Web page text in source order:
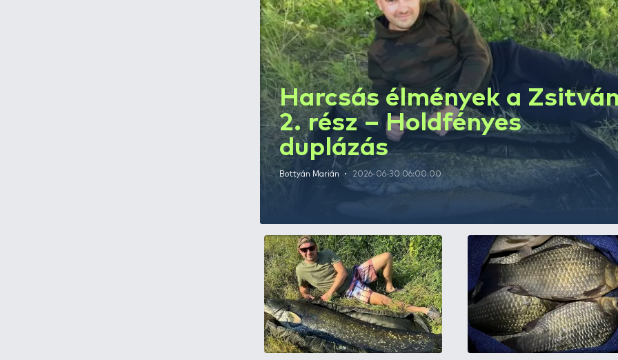
leánykoncér 55 cm, paduc 50 cm, jász 50 cm,
vörösszárnyú keszeg 26 cm.
Szerző írásai - 1.oldal
Harcsás
2. rész –
duplázás
Bottyán Marián 2026-06-30 06:00:00